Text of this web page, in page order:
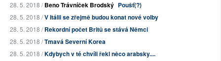
28. 5. 2018 /Beno Trávníček Brodský Poušť(?)
28. 5. 2018 /V Itálii se zřejmě budou konat nové volby
28. 5. 2018 /Rekordní počet Britů se stává Němci
28. 5. 2018 /Tmavá Severní Korea
28. 5. 2018 /Kdybych v té chvíli řekl něco arabsky....